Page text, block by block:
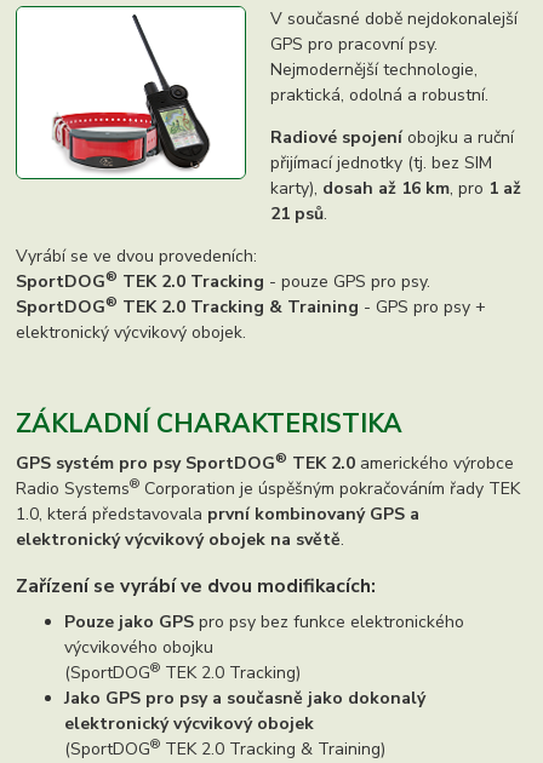
V současné době nejdokonalejší
GPS pro pracovní psy.
Nejmodernější technologie,
praktická, odolná a robustní.
Radiové spojeníobojku a ruční
přijímací jednotky (tj. bez SIM
karty), dosah až 16 km, pro 1 až
21 psů.
Vyrábí se ve dvou provedeních:
SportDOG® TEK 2.0 Tracking - pouze GPS pro psy.
SportDOG® TEK 2.0 Tracking & Training - GPS pro psy +
elektronický výcvikový obojek.
ZÁKLADNÍ CHARAKTERISTIKA
GPS systém pro psy SportDOG® TEK 2.0 amerického výrobce
Radio Systems® Corporation je úspěšným pokračováním řady TEK
1.0, která představovala první kombinovaný GPS a
elektronický výcvikový obojek na světě.
Zařízení se vyrábíve dvou modifikacích:
Pouze jako GPS pro psy bez funkce elektronického
výcvikového obojku
(SportDOG® TEK 2.0 Tracking)
Jako GPS pro psy a současně jako dokonalý
elektronický výcvikový obojek
(SportDOG® TEK 2.0 Tracking & Training)